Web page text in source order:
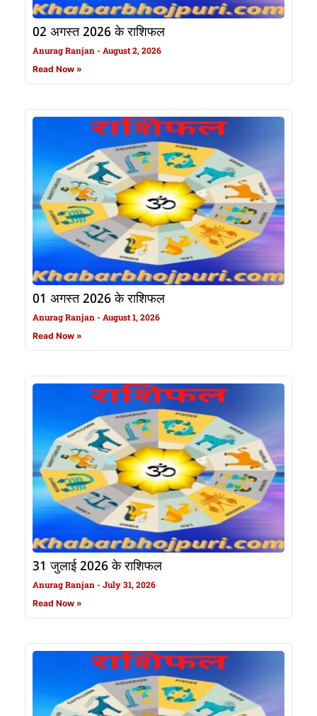
02 अगस्त 2026 के राशिफल
Anurag Ranjan August 2, 2026
Read Now »
01 अगस्त 2026 के राशिफल
Anurag Ranjan August 1, 2026
Read Now »
31 जुलाई 2026 के राशिफल
Anurag Ranjan July 31, 2026
Read Now »